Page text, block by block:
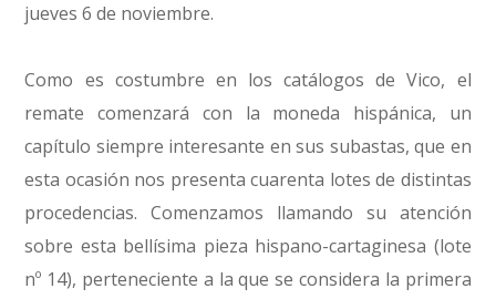
jueves 6 de noviembre.
Como es costumbre en los catálogos de Vico, el
remate comenzará con la moneda hispánica, un
capítulo siempre interesante en sus subastas, que en
esta ocasión nos presenta cuarenta lotes de distintas
procedencias. Comenzamos llamando su atención
sobre esta bellísima pieza hispano-cartaginesa (lote
nº 14), perteneciente a la que se considera la primera